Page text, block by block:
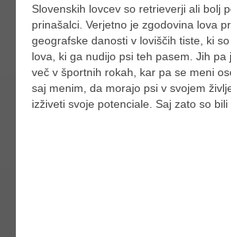
Slovenskih lovcev so retrieverji ali bolj
prinašalci. Verjetno je zgodovina lova
geografske danosti v loviščih tiste, ki
lova, ki ga nudijo psi teh pasem. Jih pa
več v športnih rokah, kar pa se meni
saj menim, da morajo psi v svojem
izživeti svoje potenciale. Saj zato so